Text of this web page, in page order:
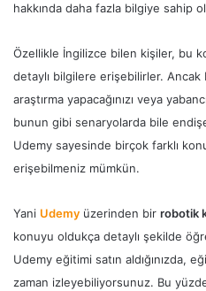
hakkında daha fazla bilgiye sahip
Özellikle İngilizce bilen kişiler, bu
detaylı bilgilere erişebilirler. Ancak
araştırma yapacağınızı veya
bunun gibi senaryolarda bile
Udemy sayesinde birçok farklı
erişebilmeniz mümkün.
Yani Udemy üzerinden bir robotik
konuyu oldukça detaylı şekilde
Udemy eğitimi satın aldığınızda,
zaman izleyebiliyorsunuz. Bu